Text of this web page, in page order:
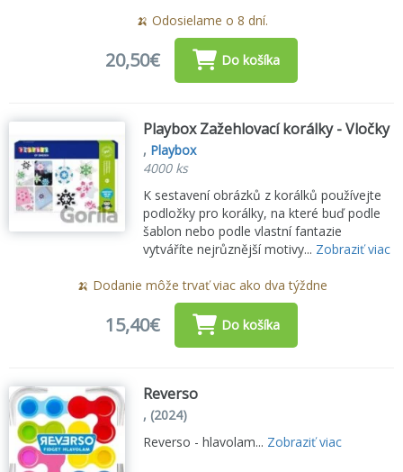
🍌 Odosielame o 8 dní.
20,50€ Do košíka
Playbox Zažehlovací korálky - Vločky
, Playbox
4000 ks
K sestavení obrázků z korálků používejte
podložky pro korálky, na které buď podle
šablon nebo podle vlastní fantazie
vytváříte nejrůznější motivy... Zobraziť viac
🍌 Dodanie môže trvať viac ako dva týždne
15,40€ Do košíka
Reverso
, (2024)
Reverso - hlavolam... Zobraziť viac